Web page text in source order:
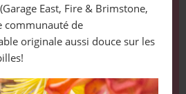
(Garage East, Fire & Brimstone,
communauté de
originale aussi douce sur les